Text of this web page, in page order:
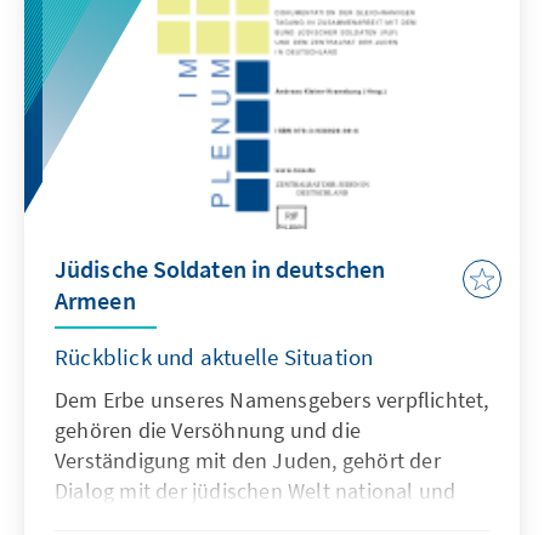
Entwicklungen auf regionaler und
internationaler Ebene verknüpft ist. Dies
wurde auf der Konferenz der Konrad-
Adenauer-Stiftung „Im Fadenkreuz der
Großmächte: Die Geopolitik der Golfregion”
am 15. Oktober 2007 in Berlin thematisiert,
die mit der vorliegenden Publikation
Jüdische Soldaten in deutschen
Armeen
Rückblick und aktuelle Situation
Dem Erbe unseres Namensgebers verpflichtet,
gehören die Versöhnung und die
Verständigung mit den Juden, gehört der
Dialog mit der jüdischen Welt national und